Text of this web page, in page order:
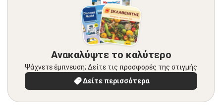
Ανακαλύψτε το καλύτερο
Ψάχνετε έμπνευση; Δείτε τις προσφορές της στιγμής
Δείτε περισσότερα